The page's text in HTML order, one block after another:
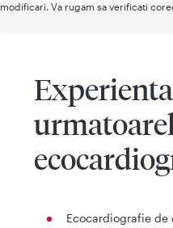
modificari. Va rugam sa verificati
Ecocardiografie